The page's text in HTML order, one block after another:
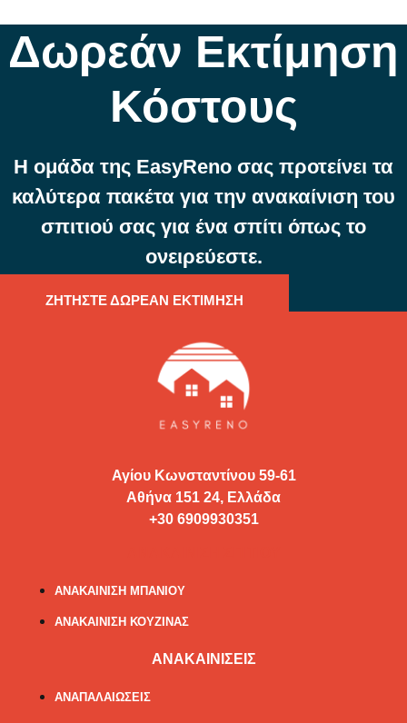
Δωρεάν Εκτίμηση
Κόστους
Η ομάδα της EasyReno σας προτείνει τα
καλύτερα πακέτα για την ανακαίνιση του
σπιτιού σας για ένα σπίτι όπως το
ονειρεύεστε.
ΖΗΤΗΣΤΕ ΔΩΡΕΑΝ ΕΚΤΙΜΗΣΗ
Αγίου Κωνσταντίνου 59-61
Αθήνα 151 24, Ελλάδα
+30 6909930351
ΑΝΑΚΑΙΝΙΣΗ ΜΠΑΝΙΟΥ
ΑΝΑΚΑΙΝΙΣΗ ΚΟΥΖΙΝΑΣ
ΑΝΑΚΑΙΝΙΣΕΙΣ
ΑΝΑΠΑΛΑΙΩΣΕΙΣ